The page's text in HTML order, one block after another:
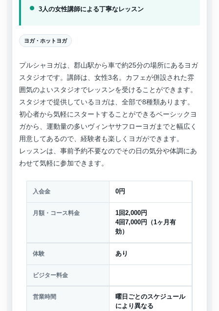
3人の女性講師による丁寧なレッスン
ヨガ・ホットヨガ
プルシャヨガは、郡山駅から車で約25分の場所にあるヨガ
スタジオです。講師は、女性3名。カフェが併設された雰
囲気のよいスタジオでレッスンを受けることができます。
スタジオで提供しているヨガは、全部で8種類あります。
初心者から気軽にスタートすることができるベーシックヨ
ガから、運動量の多いヴィンヤサフローヨガまでと幅広く
用意してあるので、経験者も楽しくヨガができます。
レッスンは、事前予約不要なのでその日の気分や体調にあ
わせて気軽に参加できます。
入会金 0円
月額・コース料金
1回2,000円
4回7,000円（1ヶ月有
効）
体験 あり
ビジター料金
営業時間
曜日ごとのスケジュール
により異なる